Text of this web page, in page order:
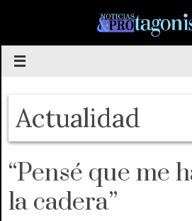
contenido
Actualidad
“Pensé que me
la cadera”